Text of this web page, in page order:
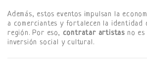
Además, estos eventos impulsan la
a comerciantes y fortalecen la identidad
región. Por eso, contratar artistas no es
inversión social y cultural.